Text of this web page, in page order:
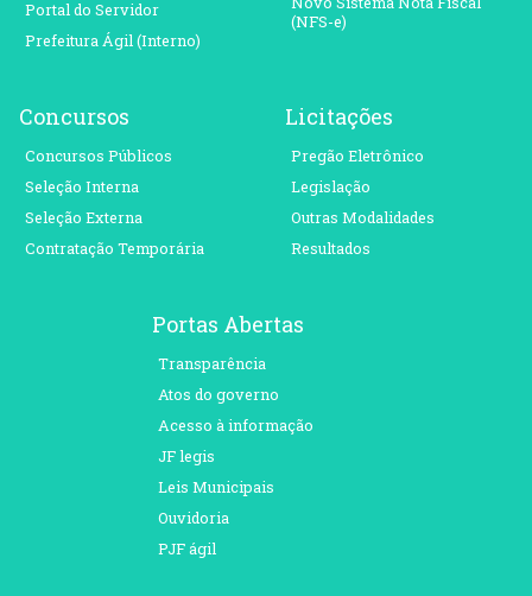
Portal do Servidor
Prefeitura Ágil (Interno)
(NFS-e)
Concursos
Concursos Públicos
Seleção Interna
Seleção Externa
Contratação Temporária
Licitações
Pregão Eletrônico
Legislação
Outras Modalidades
Resultados
Portas Abertas
Transparência
Atos do governo
Acesso à informação
JF legis
Leis Municipais
Ouvidoria
PJF ágil